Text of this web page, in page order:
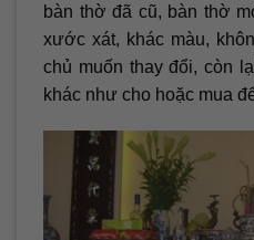
bàn thờ đã cũ, bàn thờ
xước xát, khác màu,
chủ muốn thay đổi, còn
khác như cho hoặc mua